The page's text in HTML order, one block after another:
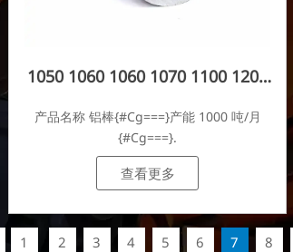
1050 1060 1060 1070 1100 1200
1235 铝棒
产品名称 铝棒{#Cg===}产能 1000 吨/月
{#Cg===}.
查看更多
1 2 3 4 5 6 7 8